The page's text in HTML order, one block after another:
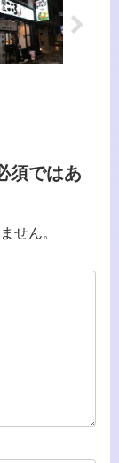
須ではあ
せん。